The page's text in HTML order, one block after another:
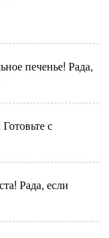
печенье! Рада,
с
Рада, если